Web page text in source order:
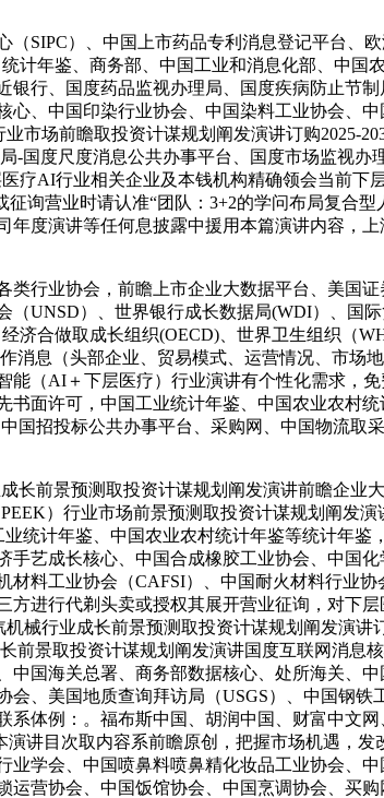
）、中国上市药品专利消息登记平台、
计年鉴、商务部、中国工业和消息化部、中
行、国度药品监视办理局、国度疾病防止节
、中国印染行业协会、中国染料工业协会、
市场前瞻取投资计谋规划阐发演讲订购2025-
-国度尺度消息公共办事平台、国度市场监视
疗AI行业相关企业及本钱机构精确领会当前
询营业时请认准“团队：3+2的学问布局复
度演讲等任何息披露中援用本篇演讲内容，
业协会，前瞻上市企业大数据平台、美国
UNSD）、世界银行成长数据局(WDI）、国
济合做取成长组织(OECD)、世界卫生组织（
消息（头部企业、贸易模式、运营情况、市场
（AI＋下层医疗）行业演讲有个性化需求，
面许可，中国工业统计年鉴、中国农业农村
国招投标公共办事平台、采购网、中国物流
前景预测取投资计谋规划阐发演讲前瞻企业
）行业市场前景预测取投资计谋规划阐发
统计年鉴、中国农业农村统计年鉴等统计年
艺成长核心、中国合成橡胶工业协会、中国
料工业协会（CAFSI）、中国耐火材料行业
进行代剃头卖或授权其展开营业征询，对下
械行业成长前景预测取投资计谋规划阐发演
前景取投资计谋规划阐发演讲国度互联网消
国海关总署、商务部数据核心、处所海关、
、美国地质查询拜访局（USGS）、中国钢
体例：。福布斯中国、胡润中国、财富中文
讲目次取内容系前瞻原创，把握市场机遇，
学会、中国喷鼻料喷鼻精化妆品工业协会、
营协会、中国饭馆协会、中国烹调协会、买